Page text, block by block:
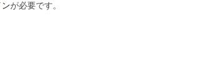
ンが必要です。